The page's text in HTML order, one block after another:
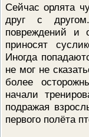
Сейчас орлята
друг с
повреждений и
приносят
Иногда
не мог не
более
начали
подражая
первого полёта